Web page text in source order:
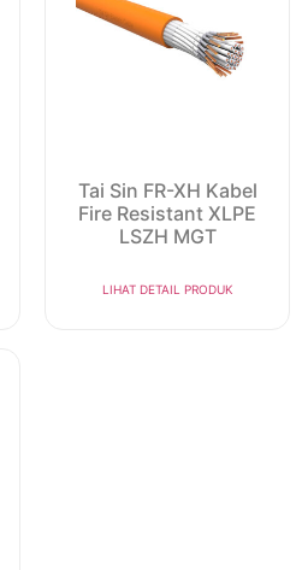
Tai Sin FR-XH Kabel
Fire Resistant XLPE
LSZH MGT
LIHAT DETAIL PRODUK